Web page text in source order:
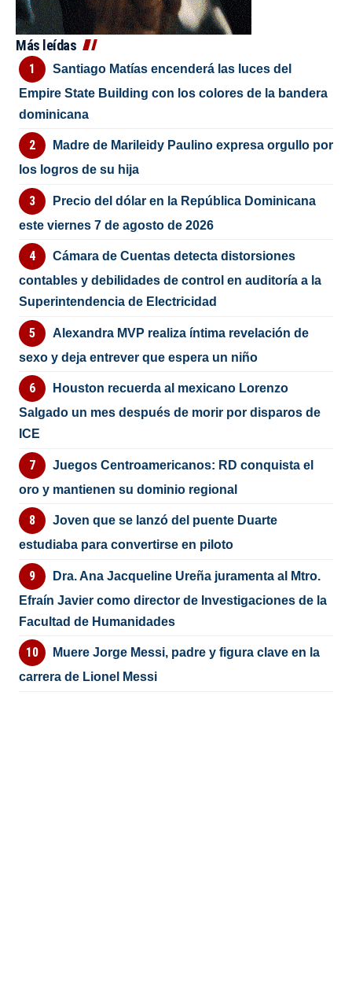
Más leídas
Santiago Matías encenderá las luces del
Empire State Building con los colores de la bandera
dominicana
Madre de Marileidy Paulino expresa orgullo por
los logros de su hija
Precio del dólar en la República Dominicana
este viernes 7 de agosto de 2026
Cámara de Cuentas detecta distorsiones
contables y debilidades de control en auditoría a la
Superintendencia de Electricidad
Alexandra MVP realiza íntima revelación de
sexo y deja entrever que espera un niño
Houston recuerda al mexicano Lorenzo
Salgado un mes después de morir por disparos de
ICE
Juegos Centroamericanos: RD conquista el
oro y mantienen su dominio regional
Joven que se lanzó del puente Duarte
estudiaba para convertirse en piloto
Dra. Ana Jacqueline Ureña juramenta al Mtro.
Efraín Javier como director de Investigaciones de la
Facultad de Humanidades
Muere Jorge Messi, padre y figura clave en la
carrera de Lionel Messi